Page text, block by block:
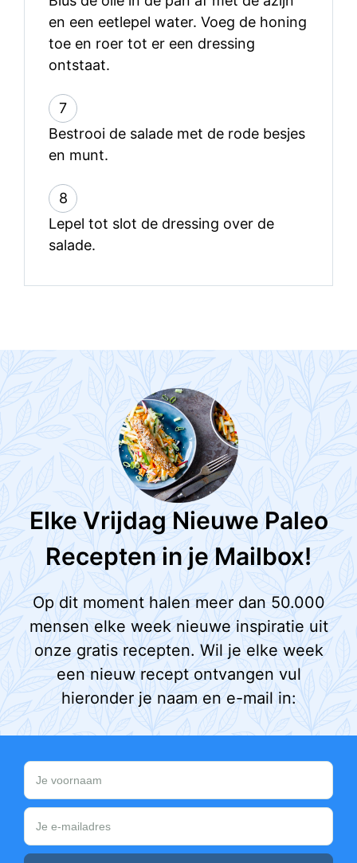
en een eetlepel water. Voeg de honing
toe en roer tot er een dressing
ontstaat.
7
Bestrooi de salade met de rode besjes
en munt.
8
Lepel tot slot de dressing over de
salade.
Elke Vrijdag Nieuwe Paleo
Recepten in je Mailbox!
Op dit moment halen meer dan 50.000
mensen elke week nieuwe inspiratie uit
onze gratis recepten. Wil je elke week
een nieuw recept ontvangen vul
hieronder je naam en e-mail in: